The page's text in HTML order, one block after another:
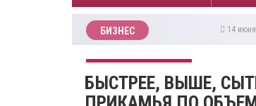
БИЗНЕС 14
БЫСТРЕЕ, ВЫШЕ,